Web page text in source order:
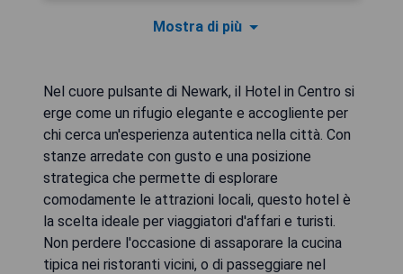
Mostra di più
Nel cuore pulsante di Newark, il Hotel in Centro si
erge come un rifugio elegante e accogliente per
chi cerca un'esperienza autentica nella città. Con
stanze arredate con gusto e una posizione
strategica che permette di esplorare
comodamente le attrazioni locali, questo hotel è
la scelta ideale per viaggiatori d'affari e turisti.
Non perdere l'occasione di assaporare la cucina
tipica nei ristoranti vicini, o di passeggiare nel